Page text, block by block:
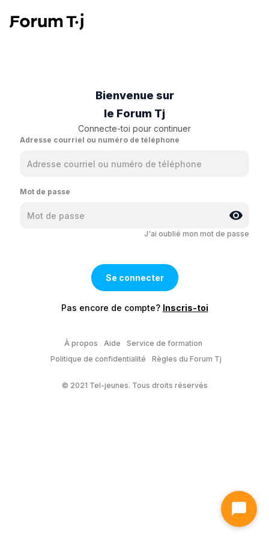
Bienvenue sur
le Forum Tj
Connecte-toi pour continuer
Adresse courriel ou numéro de téléphone
Mot de passe
J'ai oublié mon mot de passe
Pas encore de compte? Inscris-toi
À propos Aide
Service de formation
Politique de confidentialité
Règles du Forum Tj
© 2021 Tel-jeunes. Tous droits réservés